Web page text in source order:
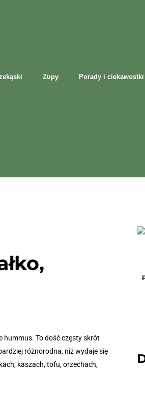
Zupy Porady i ciekawostki
hummus. To dość częsty skrót
różnorodna, niż wydaje się
kaszach, tofu, orzechach,